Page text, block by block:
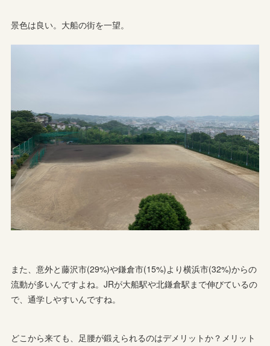
景色は良い。大船の街を一望。
また、意外と藤沢市(29%)や鎌倉市(15%)より横浜市(32%)からの
流動が多いんですよね。JRが大船駅や北鎌倉駅まで伸びているの
で、通学しやすいんですね。
どこから来ても、足腰が鍛えられるのはデメリットか？メリット